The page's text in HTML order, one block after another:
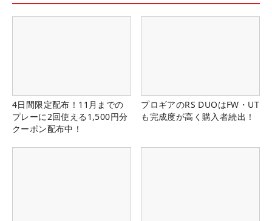
4日間限定配布！11月までの
プレーに2回使える1,500円分
クーポン配布中！
プロギアのRS DUOはFW・UT
も完成度が高く購入者続出！